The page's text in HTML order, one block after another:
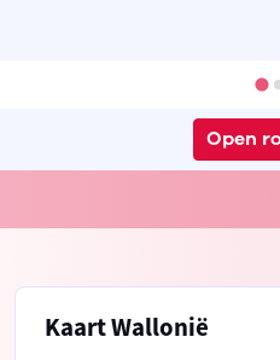
Open
Kaart Wallonië